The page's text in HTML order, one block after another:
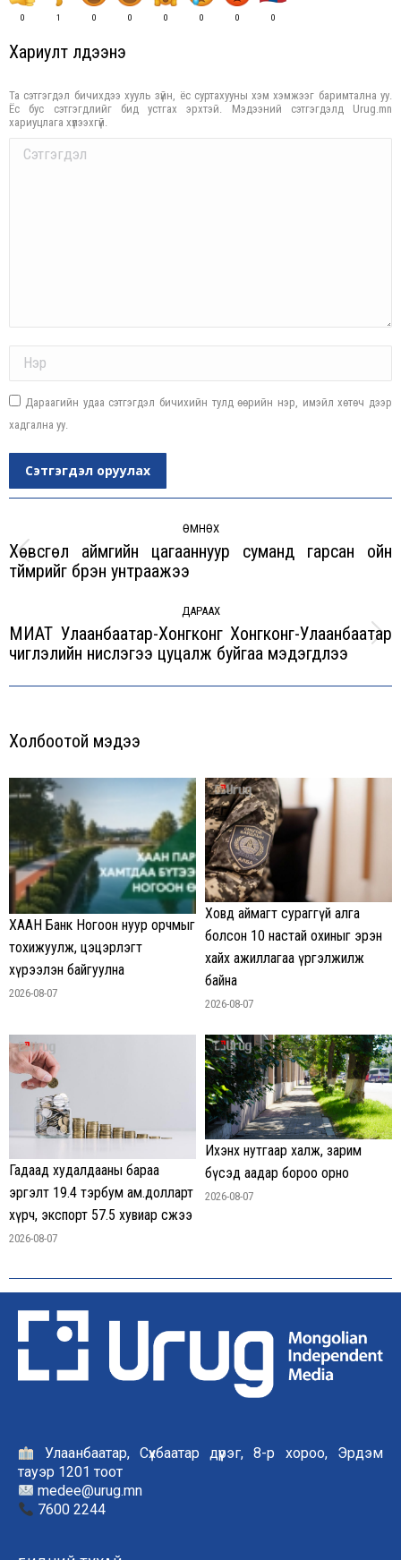
0 1 0 0 0 0 0 0
Хариулт үлдээнэ үү
Та сэтгэгдэл бичихдээ хууль зүйн, ёс суртахууны хэм хэмжээг баримтална уу.
Ёс бус сэтгэгдлийг бид устгах эрхтэй. Мэдээний сэтгэгдэлд Urug.mn
хариуцлага хүлээхгүй.
Comment
Дараагийн удаа сэтгэгдэл бичихийн тулд өөрийн нэр, имэйл хөтөч дээр
хадгална уу.
Сэтгэгдэл оруулах
ӨМНӨХ
Previous
Хөвсгөл аймгийн цагааннуур суманд гарсан ойн
түймрийг бүрэн унтраажээ
ДАРААХ
Next
post:
МИАТ Улаанбаатар-Хонгконг Хонгконг-Улаанбаатар
чиглэлийн нислэгээ цуцалж буйгаа мэдэгдлээ
Холбоотой мэдээ
ХААН Банк Ногоон нуур орчмыг
тохижуулж, цэцэрлэгт
хүрээлэн байгуулна
2026-08-07
Ховд аймагт сураггүй алга
болсон 10 настай охиныг эрэн
хайх ажиллагаа үргэлжилж
байна
2026-08-07
Гадаад худалдааны бараа
эргэлт 19.4 тэрбум ам.долларт
хүрч, экспорт 57.5 хувиар өсжээ
2026-08-07
Ихэнх нутгаар халж, зарим
бүсэд аадар бороо орно
2026-08-07
Улаанбаатар, Сүхбаатар дүүрэг, 8-р хороо, Эрдэм
тауэр 1201 тоот
medee@urug.mn
7600 2244